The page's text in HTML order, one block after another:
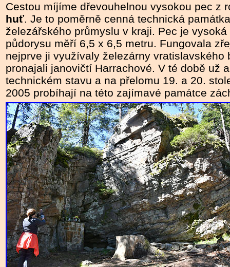
Cestou míjíme dřevouhelnou vysokou pec z
huť. Je to poměrně cenná technická
železářského průmyslu v kraji. Pec je
půdorysu měří 6,5 x 6,5 metru. Fungovala
nejprve ji využívaly železárny vratislavského
pronajali janovičtí Harrachové. V té době už
technickém stavu a na přelomu 19. a 20.
2005 probíhají na této zajímavé památce